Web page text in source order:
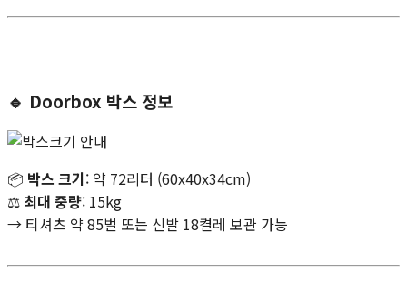
🔹 Doorbox 박스 정보
📦 박스 크기: 약 72리터 (60x40x34cm)
⚖️ 최대 중량: 15kg
→ 티셔츠 약 85벌 또는 신발 18켤레 보관 가능